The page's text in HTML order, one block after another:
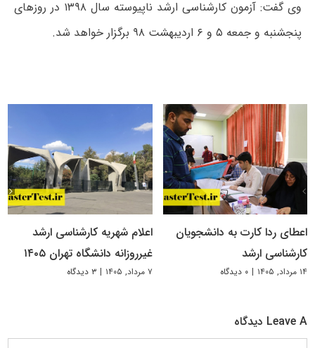
وی گفت: آزمون کارشناسی ارشد ناپیوسته سال ۱۳۹۸ در روزهای
پنجشنبه و جمعه ۵ و ۶ اردیبهشت ۹۸ برگزار خواهد شد.
اعطای ردا کارت به دانشجویان
کارشناسی ارشد
۱۴ مرداد, ۱۴۰۵ | ۰ دیدگاه
اعلام شهریه کارشناسی ارشد
غیرروزانه دانشگاه تهران ۱۴۰۵
۷ مرداد, ۱۴۰۵ | ۳ دیدگاه
Leave A دیدگاه